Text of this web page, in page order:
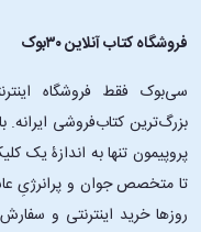
فروشگاه کتاب آنلاین ۳۰بوک
سی‌بوک فقط فروشگاه
بزرگ‌ترین کتاب‌فروشی
تا متخصص جوان و پرانرژیِ
روزها خرید اینترنتی و سفارش